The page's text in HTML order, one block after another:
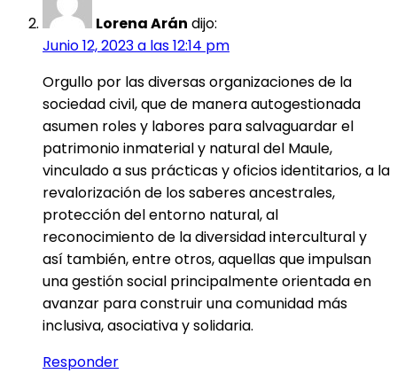
Lorena Arán dijo:
Junio 12, 2023 a las 12:14 pm
Orgullo por las diversas organizaciones de la
sociedad civil, que de manera autogestionada
asumen roles y labores para salvaguardar el
patrimonio inmaterial y natural del Maule,
vinculado a sus prácticas y oficios identitarios, a la
revalorización de los saberes ancestrales,
protección del entorno natural, al
reconocimiento de la diversidad intercultural y
así también, entre otros, aquellas que impulsan
una gestión social principalmente orientada en
avanzar para construir una comunidad más
inclusiva, asociativa y solidaria.
Responder